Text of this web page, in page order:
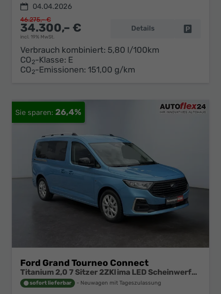
04.04.2026
34.300,– €
incl. 19% MwSt.
46.275,– €
Details
Verbrauch kombiniert: 5,80 l/100km
CO2-Klasse: E
CO2-Emissionen: 151,00 g/km
26,4%
Ford Grand Tourneo Connect
Titanium 2,0 7 Sitzer 2ZKlima LED Scheinwerfer Anhängerkupplung Sitzheizung Einparkhilfe Kamera 17 Zoll Leichtmetall ACC
sofort lieferbar Neuwagen mit Tageszulassung